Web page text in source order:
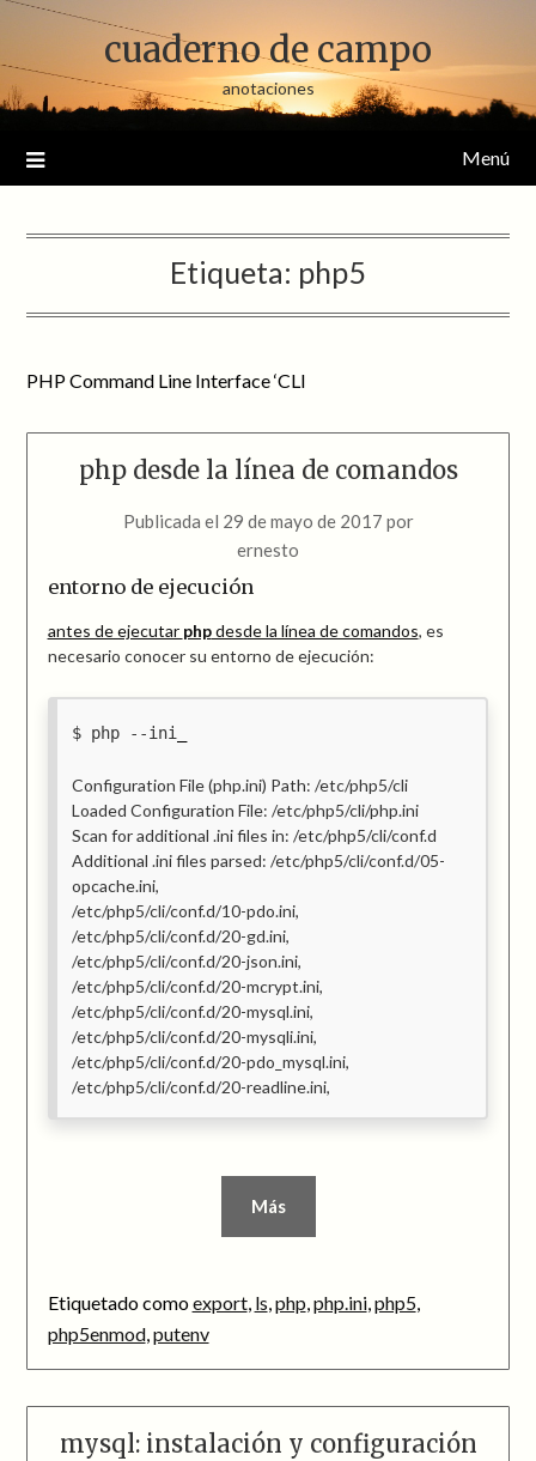
Saltar
contenido
cuaderno de campo
anotaciones
Menú
Etiqueta: php5
PHP Command Line Interface ‘CLI
php desde la línea de comandos
Publicada el 29 de mayo de 2017 por
ernesto
entorno de ejecución
antes de ejecutar phpdesde la línea de comandos, es
necesario conocer su entorno de ejecución:
php --ini
Configuration File (php.ini) Path: /etc/php5/cli
Loaded Configuration File: /etc/php5/cli/php.ini
Scan for additional .ini files in: /etc/php5/cli/conf.d
Additional .ini files parsed: /etc/php5/cli/conf.d/05-
opcache.ini,
/etc/php5/cli/conf.d/10-pdo.ini,
/etc/php5/cli/conf.d/20-gd.ini,
/etc/php5/cli/conf.d/20-json.ini,
/etc/php5/cli/conf.d/20-mcrypt.ini,
/etc/php5/cli/conf.d/20-mysql.ini,
/etc/php5/cli/conf.d/20-mysqli.ini,
/etc/php5/cli/conf.d/20-pdo_mysql.ini,
/etc/php5/cli/conf.d/20-readline.ini,
Más
Etiquetado comoexport, ls,php,php.ini,php5,
php5enmod,putenv
mysql: instalación y configuración